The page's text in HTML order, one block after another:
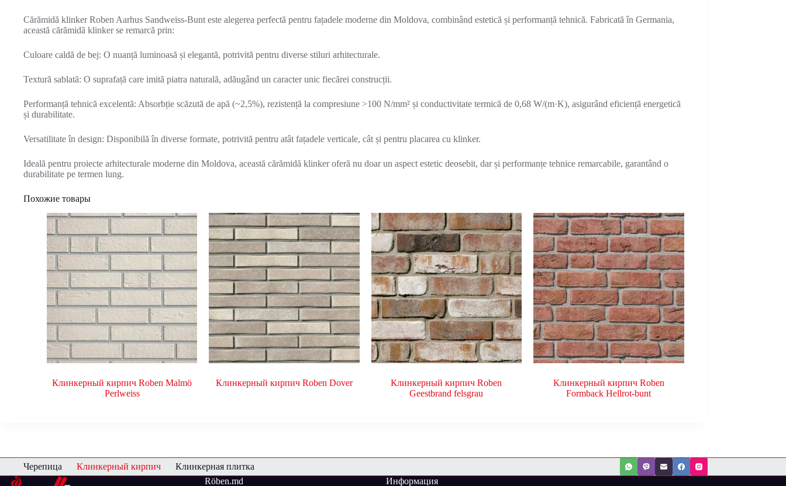
Cărămidă klinker Roben Aarhus Sandweiss-Bunt este alegerea perfectă pentru fațadele moderne din Moldova, combinând estetică și performanță tehnică. Fabricată în Germania,
această cărămidă klinker se remarcă prin:
Culoare caldă de bej: O nuanță luminoasă și elegantă, potrivită pentru diverse stiluri arhitecturale.
Textură sablată: O suprafață care imită piatra naturală, adăugând un caracter unic fiecărei construcții.
Performanță tehnică excelentă: Absorbție scăzută de apă (~2,5%), rezistență la compresiune >100 N/mm² și conductivitate termică de 0,68 W/(m·K), asigurând eficiență energetică
și durabilitate.
Versatilitate în design: Disponibilă în diverse formate, potrivită pentru atât fațadele verticale, cât și pentru placarea cu klinker.
Ideală pentru proiecte arhitecturale moderne din Moldova, această cărămidă klinker oferă nu doar un aspect estetic deosebit, dar și performanțe tehnice remarcabile, garantând o
durabilitate pe termen lung.
Похожие товары
Клинкерный кирпич Roben Malmö
Perlweiss
Клинкерный кирпич Roben Dover
Клинкерный кирпич Roben
Geestbrand felsgrau
Клинкерный кирпич Roben
Formback Hellrot-bunt
Черепица Клинкерный кирпич
Клинкерная плитка
Röben.md
Информация